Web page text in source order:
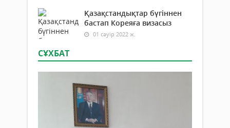
Қазақстандықтар бүгіннен
бастап Кореяға визасыз
01 сәуір 2022 ж.
СҰХБАТ